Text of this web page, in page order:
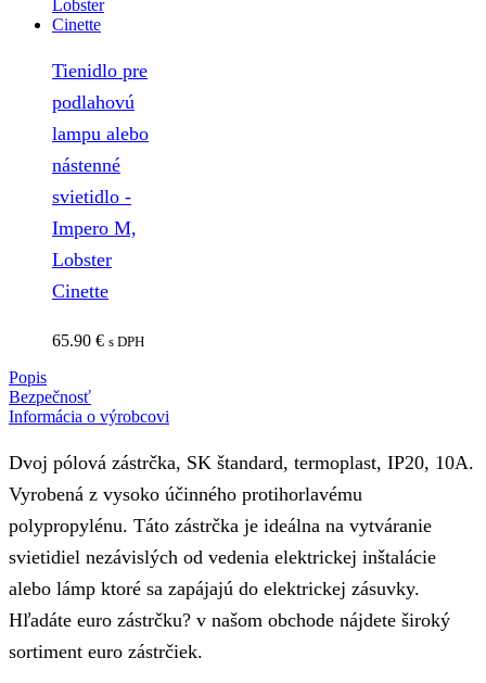
Tienidlo pre
podlahovú
lampu alebo
nástenné
svietidlo -
Impero M,
Lobster
Cinette
65.90 € s DPH
Popis
Bezpečnosť
Informácia o výrobcovi
Dvoj pólová zástrčka, SK štandard, termoplast, IP20, 10A.
Vyrobená z vysoko účinného protihorlavému
polypropylénu. Táto zástrčka je ideálna na vytváranie
svietidiel nezávislých od vedenia elektrickej inštalácie
alebo lámp ktoré sa zapájajú do elektrickej zásuvky.
Hľadáte euro zástrčku? v našom obchode nájdete široký
sortiment euro zástrčiek.